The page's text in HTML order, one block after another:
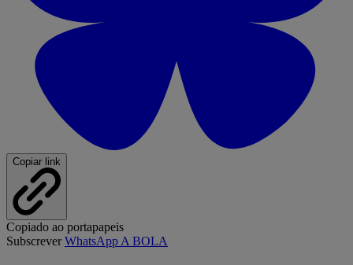
Copiar link
Copiado ao portapapeis
SubscreverWhatsApp A BOLA